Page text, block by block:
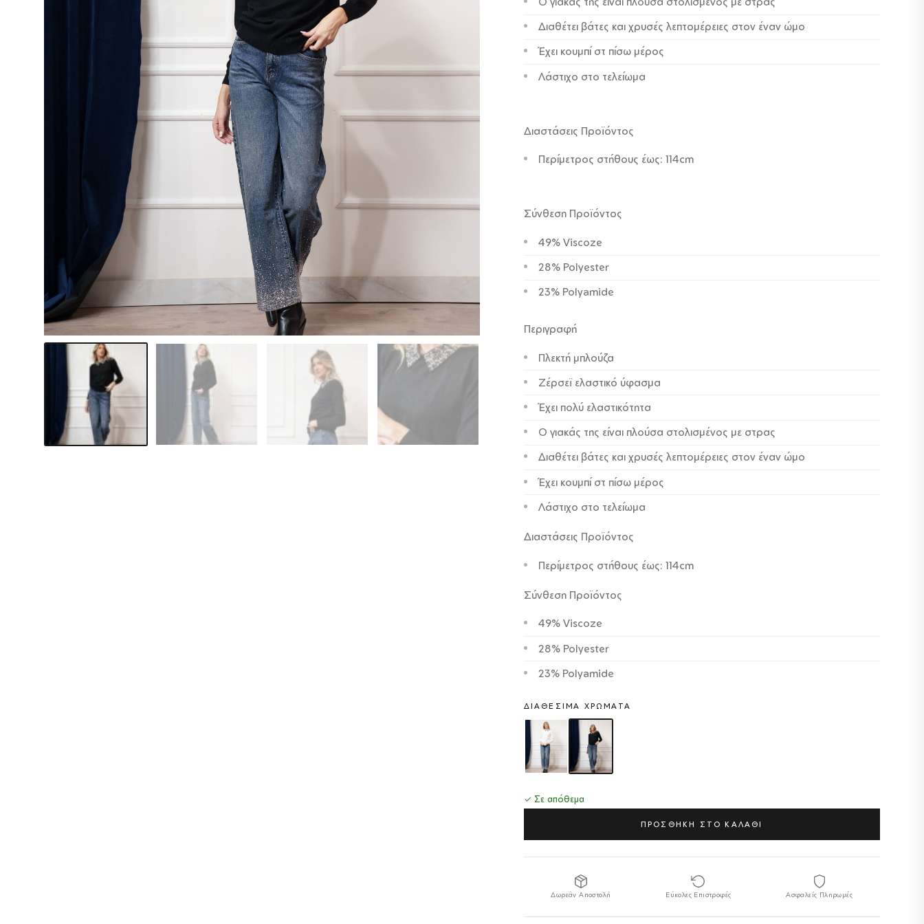
Διαθέτει βάτες και χρυσές λεπτομέρειες στον έναν ώμο
Έχει κουμπί στ πίσω μέρος
Λάστιχο στο τελείωμα
Διαστάσεις Προϊόντος
Περίμετρος στήθους έως: 114cm
Σύνθεση Προϊόντος
49% Viscoze
28% Polyester
23% Polyamide
Περιγραφή
Πλεκτή μπλούζα
Ζέρσεϊ ελαστικό ύφασμα
Έχει πολύ ελαστικότητα
Ο γιακάς της είναι πλούσα στολισμένος με στρας
Διαθέτει βάτες και χρυσές λεπτομέρειες στον έναν ώμο
Έχει κουμπί στ πίσω μέρος
Λάστιχο στο τελείωμα
Διαστάσεις Προϊόντος
Περίμετρος στήθους έως: 114cm
Σύνθεση Προϊόντος
49% Viscoze
28% Polyester
23% Polyamide
ΔΙΑΘΈΣΙΜΑ ΧΡΏΜΑΤΑ
✓ Σε απόθεμα
ΠΡΟΣΘΗΚΗ ΣΤΟ ΚΑΛΑΘΙ
Δωρεάν Αποστολή Εύκολες Επιστροφές Ασφαλείς Πληρωμές